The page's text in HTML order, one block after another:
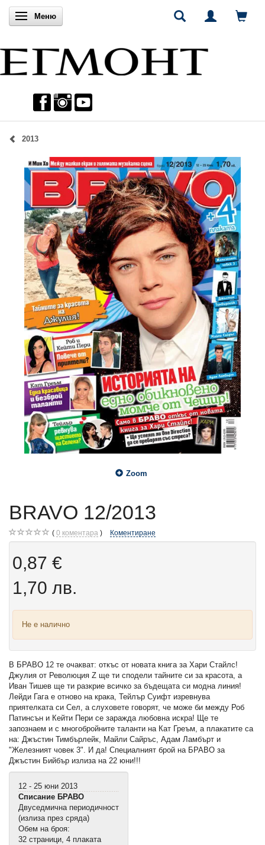
Включи навигацията
Меню
2013
Zoom
BRAVO 12/2013
0 коментара Коментиране
0,87 €
1,70 лв.
Не е налично
В БРАВО 12 те очакват: откъс от новата книга за Хари Стайлс!
Джулия от Революция Z ще ти сподели тайните си за красота, а
Иван Тишев ще ти разкрие всичко за бъдещата си модна линия!
Лейди Гага е отново на крака, Тейлър Суифт изревнува
приятелката си Сел, а слуховете говорят, че може би между Роб
Патинсън и Кейти Пери се заражда любовна искра! Ще те
запознаем и с многобройните таланти на Кат Греъм, а плакатите са
на: Джъстин Тимбърлейк, Майли Сайръс, Адам Ламбърт и
"Железният човек 3". И да! Специалният брой на БРАВО за
Джъстин Бийбър излиза на 22 юни!!!
12 - 25 юни 2013
Списание БРАВО
Двуседмична периодичност
(излиза през сряда)
Обем на броя:
32 страници, 4 плаката